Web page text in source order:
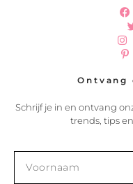
Ontvang
Schrijf je in en ontvang
trends, tips